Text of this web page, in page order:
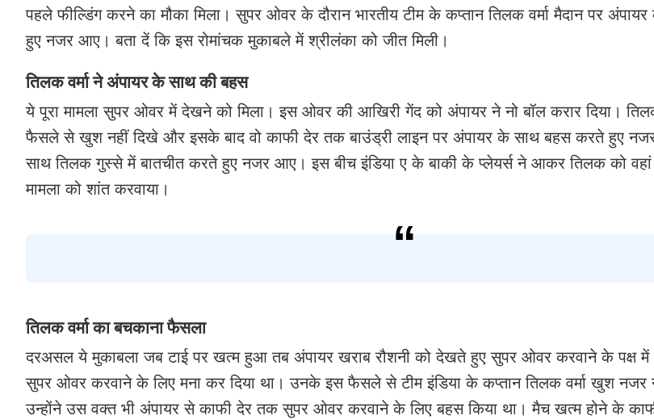
पहले फील्डिंग करने का मौका मिला। सुपर ओवर के दौरान भारतीय टीम के कप्तान तिलक वर्मा मैदान पर
हुए नजर आए। बता दें कि इस रोमांचक मुकाबले में श्रीलंका को जीत मिली।
तिलक वर्मा ने अंपायर के साथ की बहस
ये पूरा मामला सुपर ओवर में देखने को मिला। इस ओवर की आखिरी गेंद को अंपायर ने नो बॉल करार दिया।
फैसले से खुश नहीं दिखे और इसके बाद वो काफी देर तक बाउंड्री लाइन पर अंपायर के साथ बहस करते हुए
साथ तिलक गुस्से में बातचीत करते हुए नजर आए। इस बीच इंडिया ए के बाकी के प्लेयर्स ने आकर तिलक को
मामला को शांत करवाया।
तिलक वर्मा का बचकाना फैसला
दरअसल ये मुकाबला जब टाई पर खत्म हुआ तब अंपायर खराब रौशनी को देखते हुए सुपर ओवर करवाने के पक्ष में
सुपर ओवर करवाने के लिए मना कर दिया था। उनके इस फैसले से टीम इंडिया के कप्तान तिलक वर्मा खुश
उन्होंने उस वक्त भी अंपायर से काफी देर तक सुपर ओवर करवाने के लिए बहस किया था। मैच खत्म होने के